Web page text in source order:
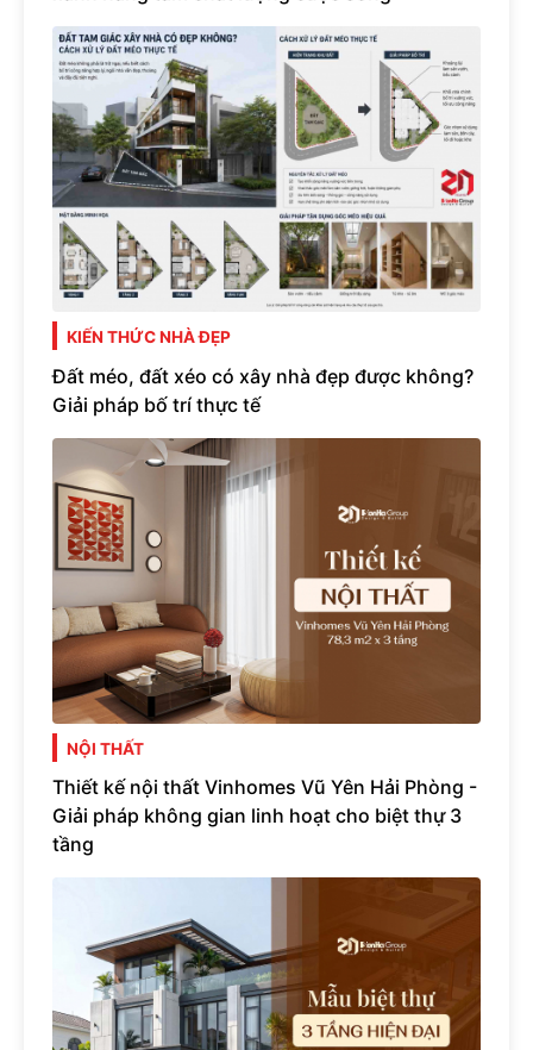
KIẾN THỨC NHÀ ĐẸP
Đất méo, đất xéo có xây nhà đẹp được không?
Giải pháp bố trí thực tế
NỘI THẤT
Thiết kế nội thất Vinhomes Vũ Yên Hải Phòng -
Giải pháp không gian linh hoạt cho biệt thự 3
tầng